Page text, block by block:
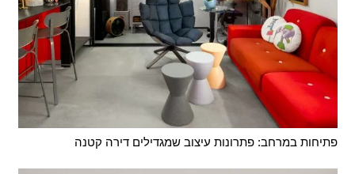
פתיחות במרחב: פתרונות עיצוב שמגדילים דירה קטנה